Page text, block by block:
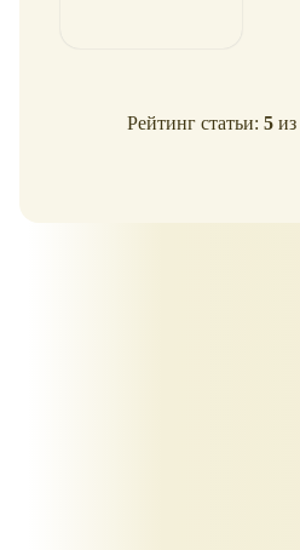
Рейтинг статьи: 5 из